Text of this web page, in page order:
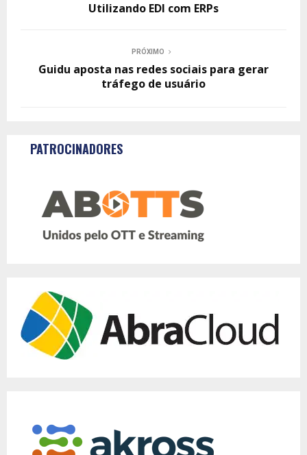
Utilizando EDI com ERPs
PRÓXIMO
Guidu aposta nas redes sociais para gerar
tráfego de usuário
PATROCINADORES